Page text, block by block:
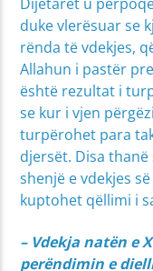
duke vlerësuar se
rënda të vdekjes,
Allahun i pastër
është rezultat i
se kur i vjen
turpërohet para
djersët. Disa
shenjë e vdekjes
kuptohet qëllimi i
– Vdekja natën e
perëndimin e